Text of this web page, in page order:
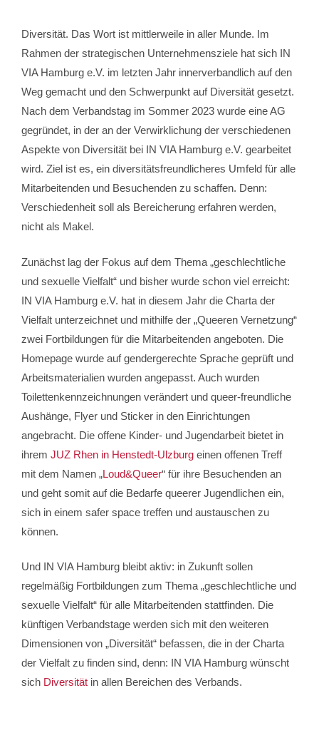
Diversität. Das Wort ist mittlerweile in aller Munde. Im
Rahmen der strategischen Unternehmensziele hat sich IN
VIA Hamburg e.V. im letzten Jahr innerverbandlich auf den
Weg gemacht und den Schwerpunkt auf Diversität gesetzt.
Nach dem Verbandstag im Sommer 2023 wurde eine AG
gegründet, in der an der Verwirklichung der verschiedenen
Aspekte von Diversität bei IN VIA Hamburg e.V. gearbeitet
wird. Ziel ist es, ein diversitätsfreundlicheres Umfeld für alle
Mitarbeitenden und Besuchenden zu schaffen. Denn:
Verschiedenheit soll als Bereicherung erfahren werden,
nicht als Makel.
Zunächst lag der Fokus auf dem Thema „geschlechtliche
und sexuelle Vielfalt“ und bisher wurde schon viel erreicht:
IN VIA Hamburg e.V. hat in diesem Jahr die Charta der
Vielfalt unterzeichnet und mithilfe der „Queeren Vernetzung“
zwei Fortbildungen für die Mitarbeitenden angeboten. Die
Homepage wurde auf gendergerechte Sprache geprüft und
Arbeitsmaterialien wurden angepasst. Auch wurden
Toilettenkennzeichnungen verändert und queer-freundliche
Aushänge, Flyer und Sticker in den Einrichtungen
angebracht. Die offene Kinder- und Jugendarbeit bietet in
ihrem JUZ Rhen in Henstedt-Ulzburg einen offenen Treff
mit dem Namen „Loud&Queer“ für ihre Besuchenden an
und geht somit auf die Bedarfe queerer Jugendlichen ein,
sich in einem safer space treffen und austauschen zu
können.
Und IN VIA Hamburg bleibt aktiv: in Zukunft sollen
regelmäßig Fortbildungen zum Thema „geschlechtliche und
sexuelle Vielfalt“ für alle Mitarbeitenden stattfinden. Die
künftigen Verbandstage werden sich mit den weiteren
Dimensionen von „Diversität“ befassen, die in der Charta
der Vielfalt zu finden sind, denn: IN VIA Hamburg wünscht
sich Diversität in allen Bereichen des Verbands.